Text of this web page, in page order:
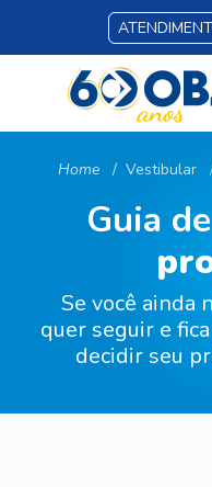
Home Vestibular
Guia de
Se você ainda
quer seguir e
decidir seu